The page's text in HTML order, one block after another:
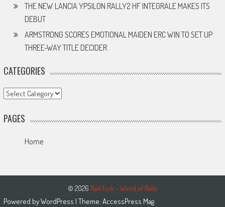
THE NEW LANCIA YPSILON RALLY2 HF INTEGRALE MAKES ITS
DEBUT
ARMSTRONG SCORES EMOTIONAL MAIDEN ERC WIN TO SET UP
THREE-WAY TITLE DECIDER
CATEGORIES
Categories
PAGES
Home
© 2026 RalliTurk - World of Rally
Powered byWordPress | Theme: AccessPress Mag